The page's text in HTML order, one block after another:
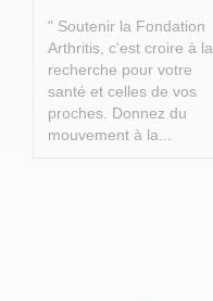
" Soutenir la Fondation
Arthritis, c'est croire à la
recherche pour votre
santé et celles de vos
proches. Donnez du
mouvement à la...